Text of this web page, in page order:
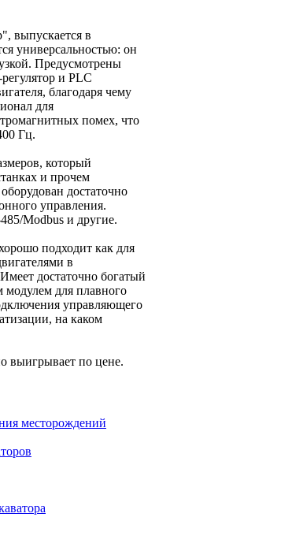
выпускается в
универсальностью: он
Предусмотрены
и PLC
благодаря чему
для
помех, что
Гц.
который
и прочем
достаточно
управления.
Modbus и другие.
подходит как для
в
достаточно богатый
для плавного
управляющего
на каком
выигрывает по цене.
месторождений